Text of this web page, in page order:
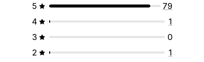
5
79
4
1
3
0
2
1